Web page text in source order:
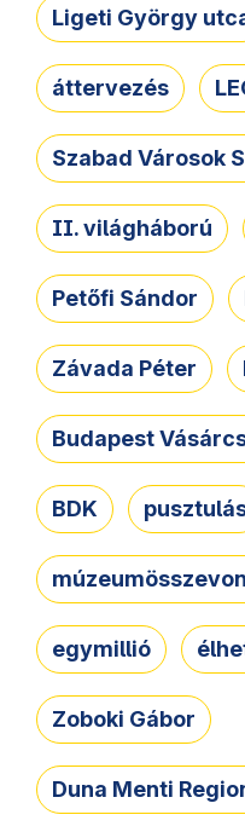
Ligeti György
áttervezés
Szabad Városok
II. világháború
Petőfi Sándor
Závada Péter
Budapest
BDK
egymillió
Zoboki Gábor
Duna Menti